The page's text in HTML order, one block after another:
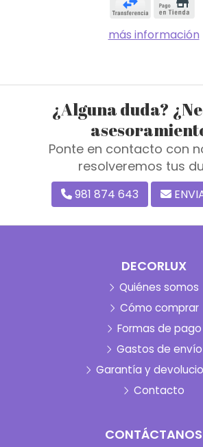
más información
¿Alguna duda?
Ponte en contacto con
resolveremos tus
981 874 643
DECORLUX
Quiénes somos
Cómo comprar
Formas de pago
Gastos de envío
Garantía y
Contacto
CONTÁCTANOS